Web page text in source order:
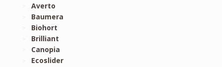
Averto
Baumera
Biohort
Brilliant
Canopia
Ecoslider